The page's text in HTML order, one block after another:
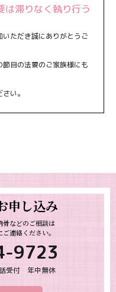
滞りなく執り行う
ただき誠にありがとうご
目の法要のご家族様にも
い。
申し込み
骨などのご相談は
連絡ください。
9723
受付 年中無休